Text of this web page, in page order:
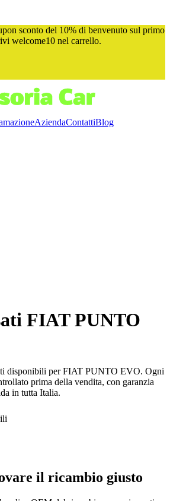
sconto del 10% di benvenuto sul primo
welcome10 nel carrello.
AziendaContattiBlog
FIAT PUNTO
disponibili perFIAT PUNTO EVO. Ogni
prima della vendita, con garanzia
in tutta Italia.
il ricambio giusto